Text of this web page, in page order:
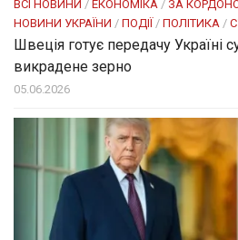
ВСІ НОВИНИ / ЕКОНОМІКА / ЗА
НОВИНИ УКРАЇНИ / ПОДІЇ / ПОЛІТИКА /
Швеція готує передачу Україні
викрадене зерно
05.06.2026